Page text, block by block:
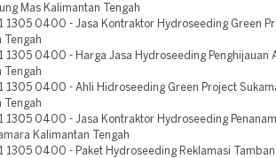
Mas Kalimantan Tengah
1305 0400 - Jasa Kontraktor Hydroseeding Green
Tengah
1305 0400 - Harga Jasa Hydroseeding Penghijauan
Tengah
1305 0400 - Ahli Hidroseeding Green Project
Tengah
1305 0400 - Jasa Kontraktor Hydroseeding
Kalimantan Tengah
1305 0400 - Paket Hydroseeding Reklamasi